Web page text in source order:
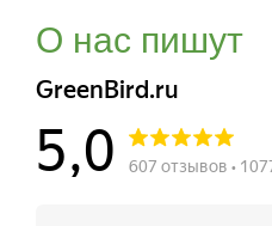
О нас пишут